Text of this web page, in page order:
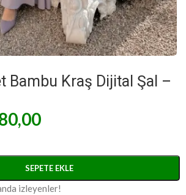
Bambu Kraş Dijital Şal –
SEPETE EKLE
izleyenler!